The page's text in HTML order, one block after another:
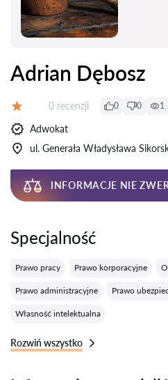
Adrian Dębosz
Recenzji:
0 recenzji 0 0 1
Adwokat
ul. Generała Władysława
INFORMACJE NIE
Specjalność
Prawo pracy Prawo korporacyjne
Prawo administracyjne Prawo
Własność intelektualna
Rozwiń wszystko